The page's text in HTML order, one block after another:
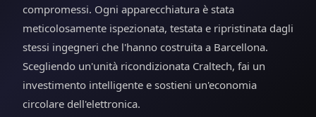
compromessi. Ogni apparecchiatura è stata
meticolosamente ispezionata, testata e ripristinata dagli
stessi ingegneri che l'hanno costruita a Barcellona.
Scegliendo un'unità ricondizionata Craltech, fai un
investimento intelligente e sostieni un'economia
circolare dell'elettronica.